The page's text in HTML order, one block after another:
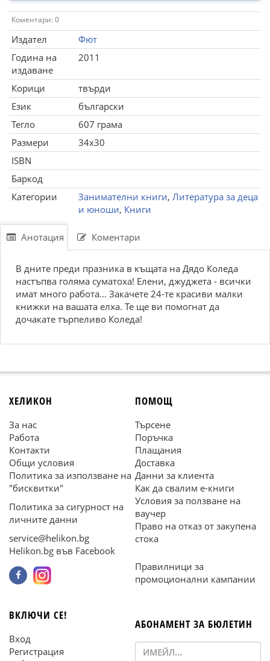
Коментари: 0
Издател
Фют
Година на
издаване
2011
Корици
твърди
Език
български
Тегло
607 грама
Размери
34x30
ISBN
Баркод
Категории
Занимателни книги, Литература за деца
и юноши, Книги
Анотация Коментари
В дните преди празника в къщата на Дядо Коледа
настъпва голяма суматоха! Елени, джуджета - всички
имат много работа... Закачете 24-те красиви малки
книжки на вашата елха. Те ще ви помогнат да
дочакате търпеливо Коледа!
ХЕЛИКОН
За нас
Работа
Контакти
Общи условия
Политика за използване на
"бисквитки"
Политика за сигурност на
личните данни
service@helikon.bg
Helikon.bg във Facebook
ПОМОЩ
Търсене
Поръчка
Плащания
Доставка
Данни за клиента
Как да свалим е-книги
Условия за ползване на
ваучер
Право на отказ от закупена
стока
Правилници за
промоционални кампании
ВКЛЮЧИ СЕ!
Вход
Регистрация
АБОНАМЕНТ ЗА БЮЛЕТИН